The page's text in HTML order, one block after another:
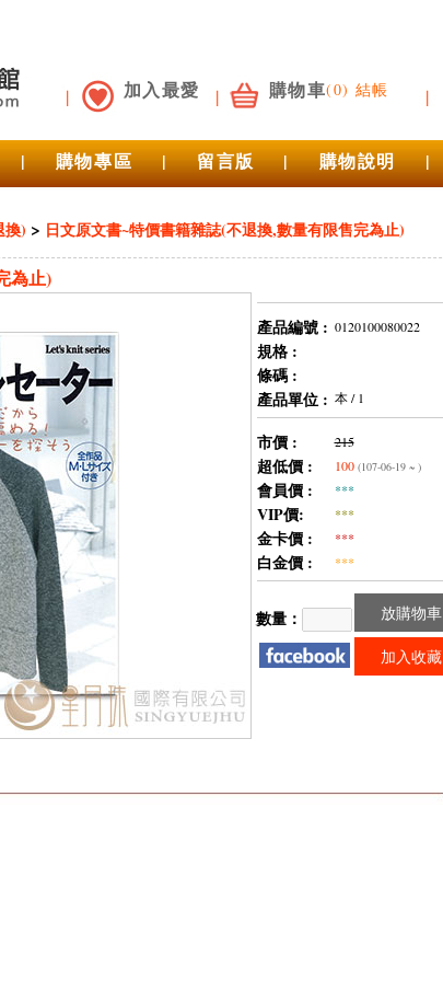
加入最愛 購物車(0) 結帳
| 購物專區 | 留言版 | 購物說明 |
換) > 日文原文書~特價書籍雜誌(不退換,數量有限售完為止)
為止)
產品編號 : 0120100080022
規格 :
條碼 :
產品單位 : 本 / 1
市價 : 215
超低價 : 100 (107-06-19 ~ )
會員價 : ***
VIP價: ***
金卡價 : ***
白金價 : ***
數量： 放購物車
加入收藏